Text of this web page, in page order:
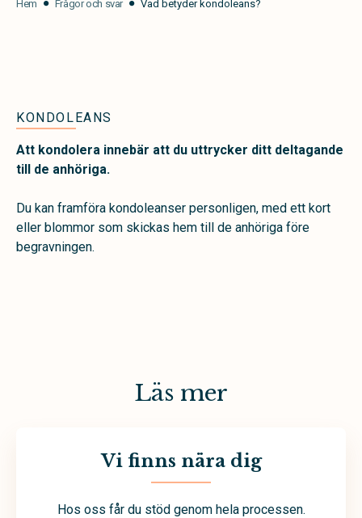
Hem Frågor och svar Vad betyder kondoleans?
KONDOLEANS
Att kondolera innebär att du uttrycker ditt deltagande
till de anhöriga.
Du kan framföra kondoleanser personligen, med ett kort
eller blommor som skickas hem till de anhöriga före
begravningen.
Läs mer
Vi finns nära dig
Hos oss får du stöd genom hela processen.